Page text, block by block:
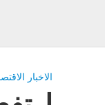
الاخبار